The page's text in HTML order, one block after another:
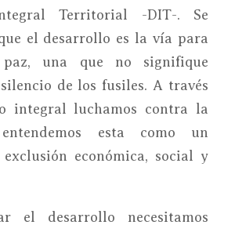
Territorial -DIT-. Se
el desarrollo es la vía para
una que no signifique
de los fusiles. A través
integral luchamos contra la
esta como un
exclusión económica, social y
el desarrollo necesitamos